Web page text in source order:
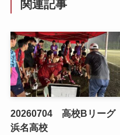
関連記事
20260704 高校Bリーグ
浜名高校